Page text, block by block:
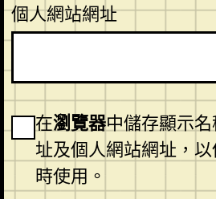
個人網站網址
在瀏覽器中儲存顯示
址及個人網站網址，
時使用。